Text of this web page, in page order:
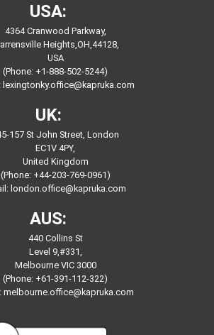
USA:
4364 Cranwood Parkway,
Heights,OH,44128,
USA
(Phone: +1-888-502-5244)
lexingtonky.office@kapruka.com
UK:
157 St John Street, London
EC1V 4PY,
United Kingdom
(Phone: +44-203-769-0961)
london.office@kapruka.com
AUS:
440 Collins St
Level 9,#331,
Melbourne VIC 3000
(Phone: +61-391-112-322)
melbourne.office@kapruka.com